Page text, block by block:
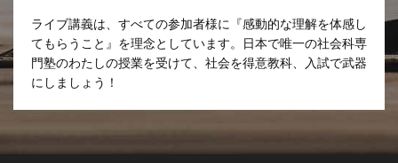
ライブ講義は、すべての参加者様に『感動的な理解を体感し
てもらうこと』を理念としています。日本で唯一の社会科専
門塾のわたしの授業を受けて、社会を得意教科、入試で武器
にしましょう！